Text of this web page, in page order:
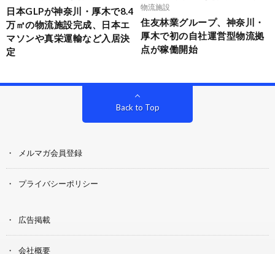
日本GLPが神奈川・厚木で8.4
万㎡の物流施設完成、日本エ
マソンや真栄運輸など入居決
定
物流施設
住友林業グループ、神奈川・
厚木で初の自社運営型物流拠
点が稼働開始
Back to Top
メルマガ会員登録
プライバシーポリシー
広告掲載
会社概要